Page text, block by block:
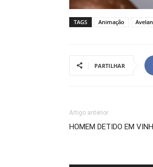
TAGS Animação
PARTILHAR
Artigo anterior
HOMEM DETIDO EM